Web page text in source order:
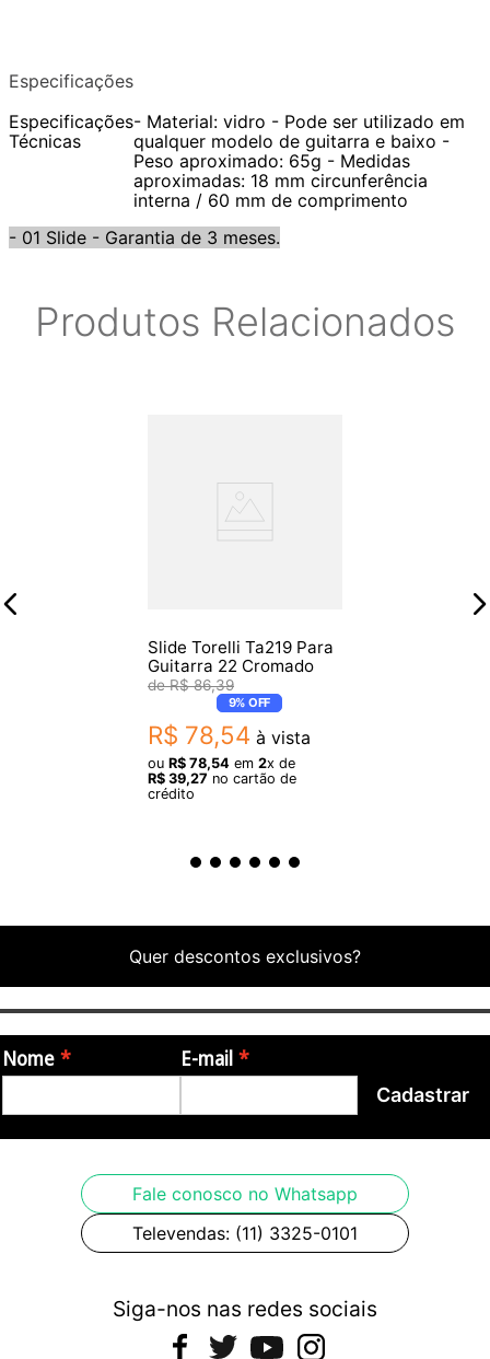
- Slide Torelli Ta200 Para Guitarra 18 Vidro
Garantia:
- 3 meses de garantia pelo fabricante
Origem: Brasil
Especificações
Especificações
Técnicas
- Material: vidro - Pode ser utilizado em
qualquer modelo de guitarra e baixo -
Peso aproximado: 65g - Medidas
aproximadas: 18 mm circunferência
interna / 60 mm de comprimento
- 01 Slide - Garantia de 3 meses.
Produtos Relacionados
Slide Torelli Ta219 Para
Guitarra 22 Cromado
R$ 86,39
9% OFF
R$ 78,54 à vista
ou R$ 78,54 em 2x de
R$ 39,27 no cartão de
crédito
Quer descontos exclusivos?
Nome E-mail
Cadastrar
Fale conosco no Whatsapp
Televendas: (11) 3325-0101
Siga-nos nas redes sociais